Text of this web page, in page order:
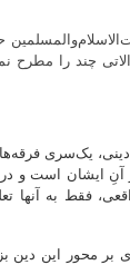
چند را مطرح
دینی، یک‌سری
ایشان است و در
فقط به
محور این دین